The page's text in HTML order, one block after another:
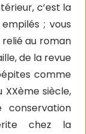
c’est la
; vous
au roman
de la revue
comme
siècle,
chez la